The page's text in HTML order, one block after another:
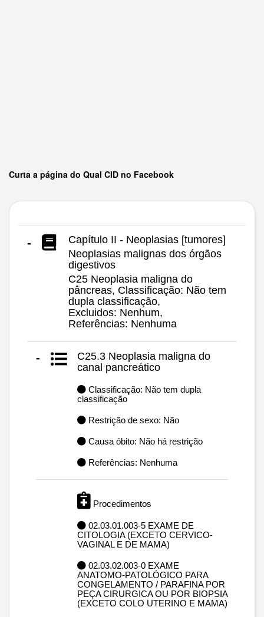
Curta a página do Qual CID no Facebook
-
Capítulo II - Neoplasias [tumores]
Neoplasias malignas dos órgãos
digestivos
C25 Neoplasia maligna do
pâncreas, Classificação: Não tem
dupla classificação,
Excluidos: Nenhum,
Referências: Nenhuma
-
C25.3 Neoplasia maligna do
canal pancreático
Classificação: Não tem dupla
classificação
Restrição de sexo: Não
Causa óbito: Não há restrição
Referências: Nenhuma
Procedimentos
02.03.01.003-5 EXAME DE
CITOLOGIA (EXCETO CERVICO-
VAGINAL E DE MAMA)
02.03.02.003-0 EXAME
ANATOMO-PATOLÓGICO PARA
CONGELAMENTO / PARAFINA POR
PEÇA CIRURGICA OU POR BIOPSIA
(EXCETO COLO UTERINO E MAMA)